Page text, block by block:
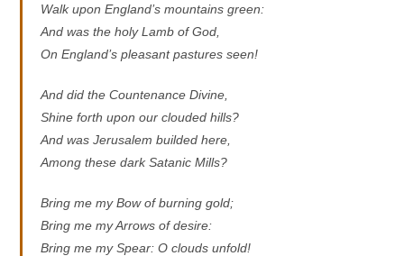
Walk upon England’s mountains green:
And was the holy Lamb of God,
On England’s pleasant pastures seen!
And did the Countenance Divine,
Shine forth upon our clouded hills?
And was Jerusalem builded here,
Among these dark Satanic Mills?
Bring me my Bow of burning gold;
Bring me my Arrows of desire:
Bring me my Spear: O clouds unfold!